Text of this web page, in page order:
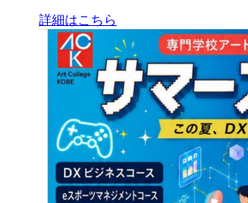
詳細はこちら